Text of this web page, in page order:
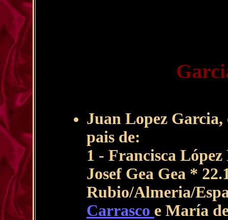
Juan Lopez Garcia,
pais de:
1 - Francisca
Josef Gea Gea *
Rubio/Almeria/
Carrasco e María